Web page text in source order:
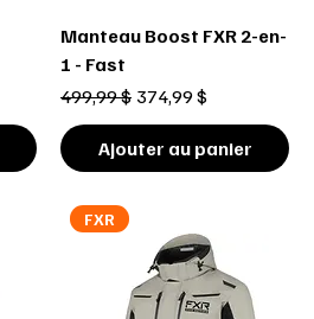
Manteau Boost FXR 2-en-
1 - Fast
Prix original
499,99 $ Prix promotionnel
374,99 $
Ajouter au panier
FXR